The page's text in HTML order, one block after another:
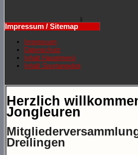
Impressum / Sitemap
Impressum
Datenschutz
Inhalt Hauptmenü
Inhalt Sportangebot
Herzlich
Jongleuren
Dreilingen